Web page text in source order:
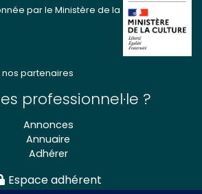
par le Ministère de la
nos partenaires
professionnel·le ?
Annonces
Annuaire
Adhérer
Espace adhérent